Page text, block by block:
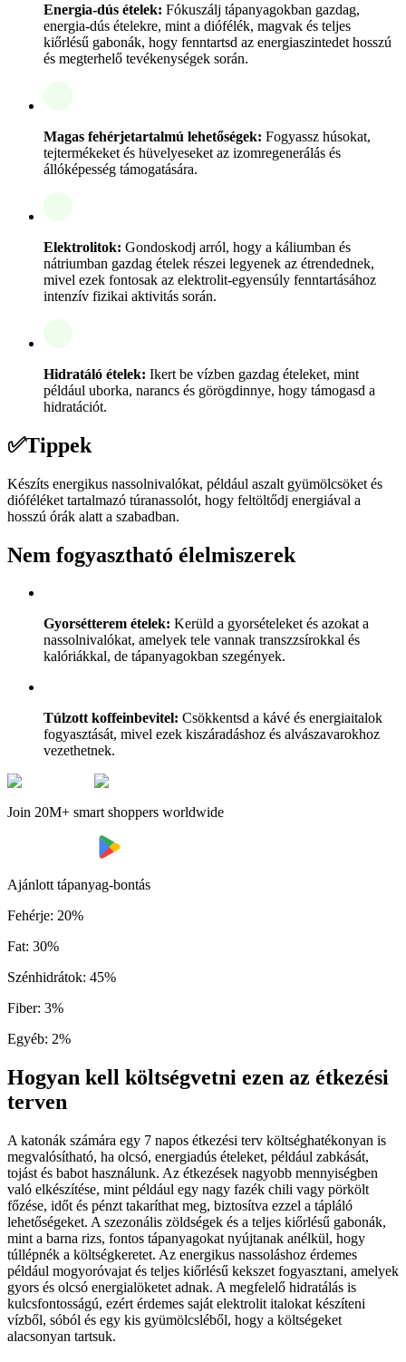
Energia-dús ételek: Fókuszálj tápanyagokban gazdag,
energia-dús ételekre, mint a diófélék, magvak és teljes
kiőrlésű gabonák, hogy fenntartsd az energiaszintedet hosszú
és megterhelő tevékenységek során.
Magas fehérjetartalmú lehetőségek: Fogyassz húsokat,
tejtermékeket és hüvelyeseket az izomregenerálás és
állóképesség támogatására.
Elektrolitok: Gondoskodj arról, hogy a káliumban és
nátriumban gazdag ételek részei legyenek az étrendednek,
mivel ezek fontosak az elektrolit-egyensúly fenntartásához
intenzív fizikai aktivitás során.
Hidratáló ételek: Ikert be vízben gazdag ételeket, mint
például uborka, narancs és görögdinnye, hogy támogasd a
hidratációt.
✅Tippek
Készíts energikus nassolnivalókat, például aszalt gyümölcsöket és
dióféléket tartalmazó túranassolót, hogy feltöltődj energiával a
hosszú órák alatt a szabadban.
Nem fogyasztható élelmiszerek
Gyorsétterem ételek: Kerüld a gyorsételeket és azokat a
nassolnivalókat, amelyek tele vannak transzzsírokkal és
kalóriákkal, de tápanyagokban szegények.
Túlzott koffeinbevitel: Csökkentsd a kávé és energiaitalok
fogyasztását, mivel ezek kiszáradáshoz és alvászavarokhoz
vezethetnek.
Join 20M+ smart shoppers worldwide
Ajánlott tápanyag-bontás
Fehérje: 20%
Fat: 30%
Szénhidrátok: 45%
Fiber: 3%
Egyéb: 2%
Hogyan kell költségvetni ezen az étkezési
terven
A katonák számára egy 7 napos étkezési terv költséghatékonyan is
megvalósítható, ha olcsó, energiadús ételeket, például zabkását,
tojást és babot használunk. Az étkezések nagyobb mennyiségben
való elkészítése, mint például egy nagy fazék chili vagy pörkölt
főzése, időt és pénzt takaríthat meg, biztosítva ezzel a tápláló
lehetőségeket. A szezonális zöldségek és a teljes kiőrlésű gabonák,
mint a barna rizs, fontos tápanyagokat nyújtanak anélkül, hogy
túllépnék a költségkeretet. Az energikus nassoláshoz érdemes
például mogyoróvajat és teljes kiőrlésű kekszet fogyasztani, amelyek
gyors és olcsó energialöketet adnak. A megfelelő hidratálás is
kulcsfontosságú, ezért érdemes saját elektrolit italokat készíteni
vízből, sóból és egy kis gyümölcsléből, hogy a költségeket
alacsonyan tartsuk.